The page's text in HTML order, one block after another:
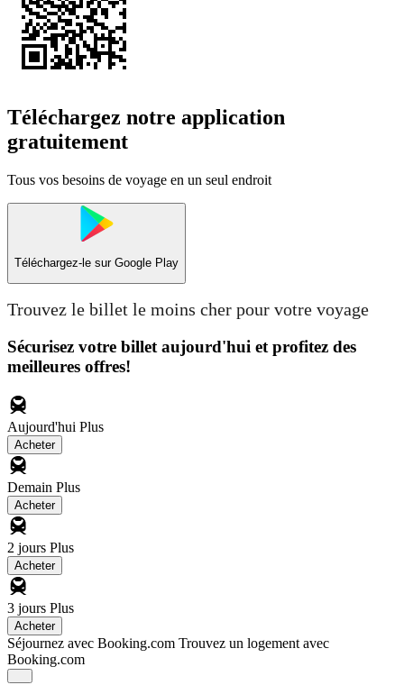
Téléchargez notre application
gratuitement
Tous vos besoins de voyage en un seul endroit
Téléchargez-le sur Google Play
Trouvez le billet le moins cher pour votre voyage
Sécurisez votre billet aujourd'hui et profitez des
meilleures offres!
Aujourd'hui Plus
Acheter
Demain Plus
Acheter
2 jours Plus
Acheter
3 jours Plus
Acheter
Séjournez avec Booking.com Trouvez un logement avec
Booking.com